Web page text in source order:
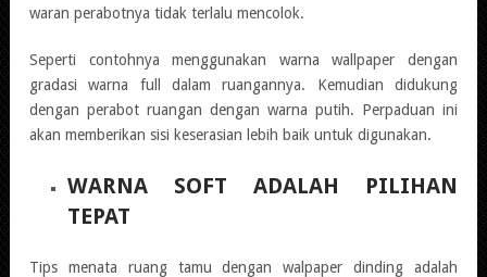
waran perabotnya tidak terlalu mencolok.
Seperti contohnya menggunakan warna wallpaper dengan
gradasi warna full dalam ruangannya. Kemudian didukung
dengan perabot ruangan dengan warna putih. Perpaduan ini
akan memberikan sisi keserasian lebih baik untuk digunakan.
WARNA SOFT ADALAH PILIHAN
TEPAT
Tips menata ruang tamu dengan walpaper dinding adalah